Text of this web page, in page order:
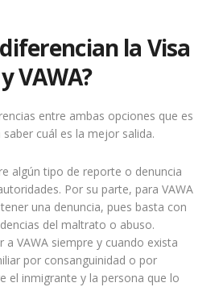
la Visa
VAWA?
entre ambas opciones que es
cuál es la mejor salida.
algún tipo de reporte o denuncia
Por su parte, para VAWA
una denuncia, pues basta con
del maltrato o abuso.
a VAWA siempre y cuando exista
por consanguinidad o por
el inmigrante y la persona que lo